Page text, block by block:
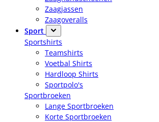
Zaagjassen
Zaagoveralls
Sport
Sportshirts
Teamshirts
Voetbal Shirts
Hardloop Shirts
Sportpolo's
Sportbroeken
Lange Sportbroeken
Korte Sportbroeken